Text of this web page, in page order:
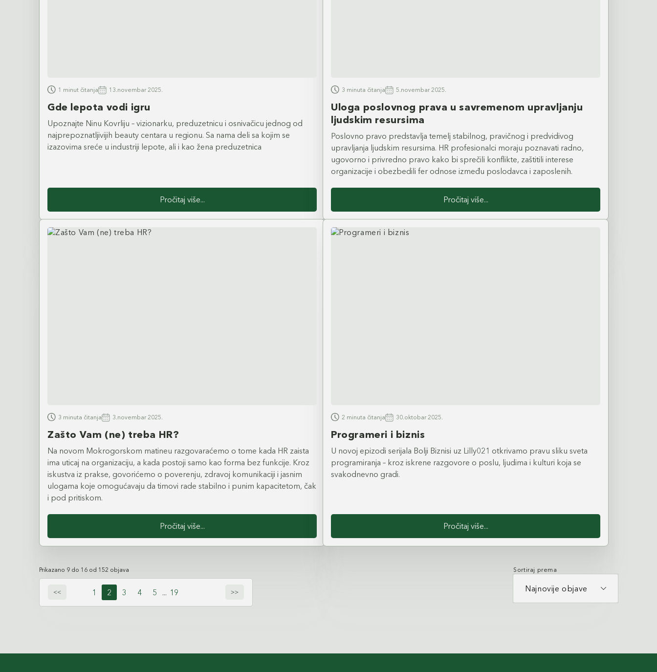
1 minut čitanja 13.novembar 2025.
Gde lepota vodi igru
Upoznajte Ninu Kovrliju – vizionarku, preduzetnicu i osnivačicu jednog od
najprepoznatljivijih beauty centara u regionu. Sa nama deli sa kojim se
izazovima sreće u industriji lepote, ali i kao žena preduzetnica
Pročitaj više...
3 minuta čitanja 5.novembar 2025.
Uloga poslovnog prava u savremenom upravljanju
ljudskim resursima
Poslovno pravo predstavlja temelj stabilnog, pravičnog i predvidivog
upravljanja ljudskim resursima. HR profesionalci moraju poznavati radno,
ugovorno i privredno pravo kako bi sprečili konflikte, zaštitili interese
organizacije i obezbedili fer odnose između poslodavca i zaposlenih.
Pročitaj više...
3 minuta čitanja 3.novembar 2025.
Zašto Vam (ne) treba HR?
Na novom Mokrogorskom matineu razgovaraćemo o tome kada HR zaista
ima uticaj na organizaciju, a kada postoji samo kao forma bez funkcije. Kroz
iskustva iz prakse, govorićemo o poverenju, zdravoj komunikaciji i jasnim
ulogama koje omogućavaju da timovi rade stabilno i punim kapacitetom, čak
i pod pritiskom.
Pročitaj više...
2 minuta čitanja 30.oktobar 2025.
Programeri i biznis
U novoj epizodi serijala Bolji Biznisi uz Lilly021 otkrivamo pravu sliku sveta
programiranja – kroz iskrene razgovore o poslu, ljudima i kulturi koja se
svakodnevno gradi.
Pročitaj više...
Prikazano 9 do 16 od 152 objava
1 2 3 4 5 ... 19
Sortiraj prema
Najnovije objave